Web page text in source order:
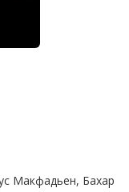
Макфадьен, Бахар